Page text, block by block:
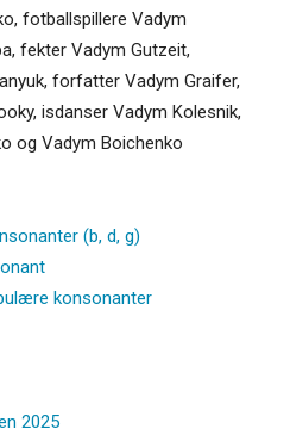
fotballspillere Vadym
fekter Vadym Gutzeit,
forfatter Vadym Graifer,
isdanser Vadym Kolesnik,
og Vadym Boichenko
(b, d, g)
konsonanter
2025